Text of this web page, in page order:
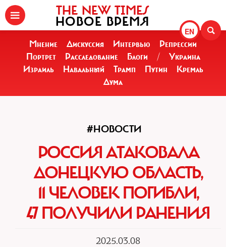
EN
THE NEW TIMES
НОВОЕ ВРЕМЯ
Мнение Дискуссия Интервью
Репрессии
Портрет
Расследование Блоги /
Украина
Израиль
Навальный Трамп Путин
Кремль
Дума
#НОВОСТИ
РОССИЯ АТАКОВАЛА
ДОНЕЦКУЮ ОБЛАСТЬ,
11 ЧЕЛОВЕК ПОГИБЛИ,
47 ПОЛУЧИЛИ РАНЕНИЯ
2025.03.08